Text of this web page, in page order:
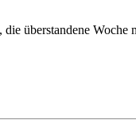
überstandene Woche